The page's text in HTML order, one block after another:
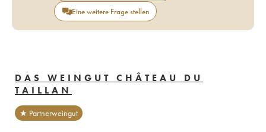
Eine weitere Frage stellen
DAS WEINGUT CHÂTEAU DU
TAILLAN
★ Partnerweingut